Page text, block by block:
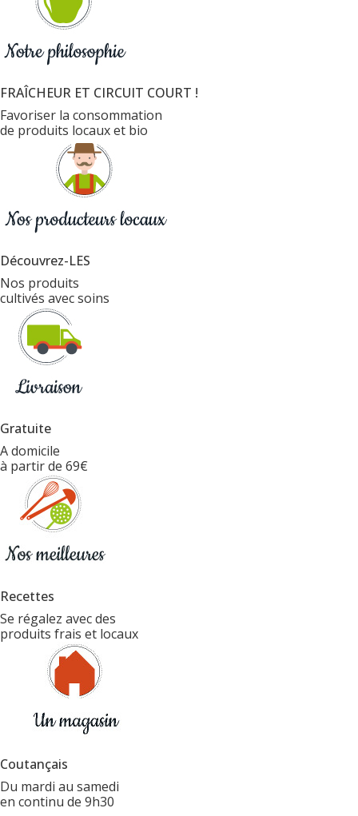
FRAÎCHEUR ET CIRCUIT COURT !
Favoriser la consommation
de produits locaux et bio
Découvrez-LES
Nos produits
cultivés avec soins
Gratuite
A domicile
à partir de 69€
Recettes
Se régalez avec des
produits frais et locaux
Coutançais
Du mardi au samedi
en continu de 9h30